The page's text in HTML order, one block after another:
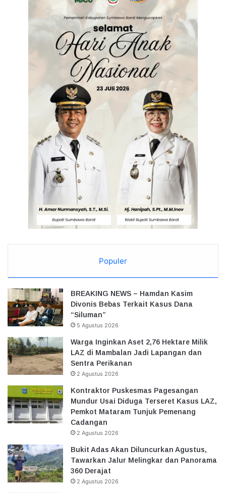
Populer
BREAKING NEWS – Hamdan Kasim
Divonis Bebas Terkait Kasus Dana
“Siluman”
5 Agustus 2026
Warga Inginkan Aset 2,76 Hektare Milik
LAZ di Mambalan Jadi Lapangan dan
Sentra Perikanan
2 Agustus 2026
Kontraktor Puskesmas Pagesangan
Mundur Usai Diduga Terseret Kasus LAZ,
Pemkot Mataram Tunjuk Pemenang
Cadangan
2 Agustus 2026
Bukit Adas Akan Diluncurkan Agustus,
Tawarkan Jalur Melingkar dan Panorama
360 Derajat
2 Agustus 2026